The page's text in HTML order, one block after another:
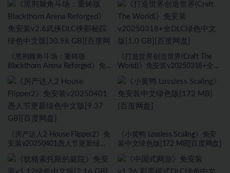
《黑荆棘角斗场：重铸版
Blackthorn Arena Reforged》免
文版[30.98 GB][百度网盘]
《打造世界创造世界(Craft The
World)》免安装v20250318+全
盘]
《房产达人2 House Flipper2》免
安装v20250401愚人节更新绿色
《小黄鸭 Lossless Scaling》免安
装中文绿色版[172 MB][百度网盘]